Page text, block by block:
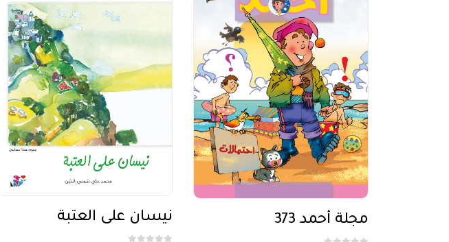
مجلة أحمد 373 نيسان على العتبة